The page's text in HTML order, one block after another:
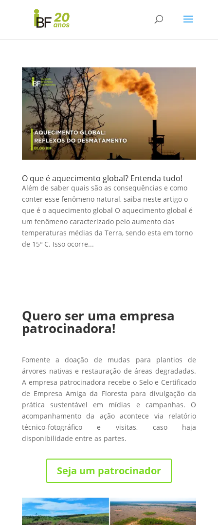
O que é aquecimento global? Entenda tudo!
Além de saber quais são as consequências e como
conter esse fenômeno natural, saiba neste artigo o
que é o aquecimento global O aquecimento global é
um fenômeno caracterizado pelo aumento das
temperaturas médias da Terra, sendo esta em torno
de 15º C. Isso ocorre...
Quero ser uma empresa
patrocinadora!
Fomente a doação de mudas para plantios de
árvores nativas e restauração de áreas degradadas.
A empresa patrocinadora recebe o Selo e Certificado
de Empresa Amiga da Floresta para divulgação da
prática sustentável em mídias e campanhas. O
acompanhamento da ação acontece via relatório
técnico-fotográfico e visitas, caso haja
disponibilidade entre as partes.
Seja um patrocinador